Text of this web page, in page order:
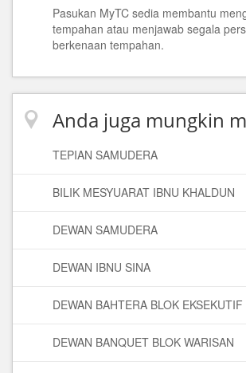
Pasukan MyTC sedia membantu
tempahan atau menjawab segala
berkenaan tempahan.
Anda juga mungkin
TEPIAN SAMUDERA
BILIK MESYUARAT IBNU KHALDUN
DEWAN SAMUDERA
DEWAN IBNU SINA
DEWAN BAHTERA BLOK EKSEKUTIF
DEWAN BANQUET BLOK WARISAN